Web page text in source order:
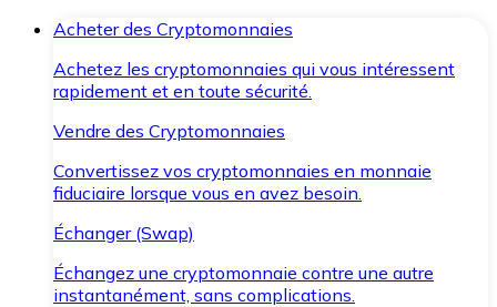
Acheter des Cryptomonnaies
Achetez les cryptomonnaies qui vous intéressent
rapidement et en toute sécurité.
Vendre des Cryptomonnaies
Convertissez vos cryptomonnaies en monnaie
fiduciaire lorsque vous en avez besoin.
Échanger (Swap)
Échangez une cryptomonnaie contre une autre
instantanément, sans complications.